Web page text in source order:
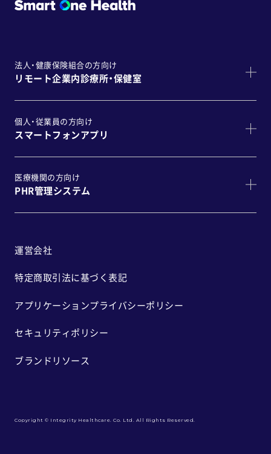
法人・健康保険組合の方向け
リモート企業内診療所・保健室
個人・従業員の方向け
スマートフォンアプリ
医療機関の方向け
PHR管理システム
運営会社
特定商取引法に基づく表記
アプリケーションプライバシーポリシー
セキュリティポリシー
ブランドリソース
Copyright © Integrity Healthcare. Co. Ltd. All Rights Reserved.